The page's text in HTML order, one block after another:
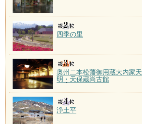
四季の里
奥州二本松藩御用蔵大内家天
明・天保蔵尚古館
浄土平